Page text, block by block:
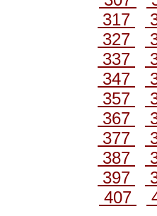
317
327
337
347
357
367
377
387
397
407